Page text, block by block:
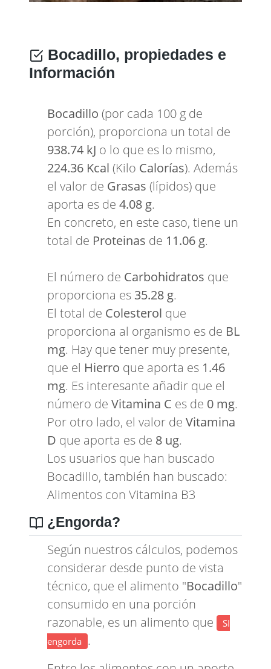
Bocadillo, propiedades e
Información
Bocadillo (por cada 100 g de
porción), proporciona un total de
938.74 kJ o lo que es lo mismo,
224.36 Kcal (Kilo Calorías). Además
el valor de Grasas (lípidos) que
aporta es de 4.08 g.
En concreto, en este caso, tiene un
total de Proteinas de 11.06 g.
El número de Carbohidratos que
proporciona es 35.28 g.
El total de Colesterol que
proporciona al organismo es de BL
mg. Hay que tener muy presente,
que el Hierro que aporta es 1.46
mg. Es interesante añadir que el
número de Vitamina C es de 0 mg.
Por otro lado, el valor de Vitamina
D que aporta es de 8 ug.
Los usuarios que han buscado
Bocadillo, también han buscado:
Alimentos con Vitamina B3
¿Engorda?
Según nuestros cálculos, podemos
considerar desde punto de vista
técnico, que el alimento "Bocadillo"
consumido en una porción
razonable, es un alimento que
SI
engorda .